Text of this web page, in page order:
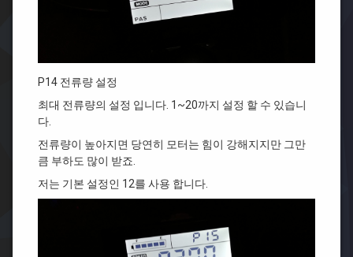
P14 전류량 설정
최대 전류량의 설정 입니다. 1~20까지 설정 할 수 있습니
다.
전류량이 높아지면 당연히 모터는 힘이 강해지지만 그만
큼 부하도 많이 받죠.
저는 기본 설정인 12를 사용 합니다.